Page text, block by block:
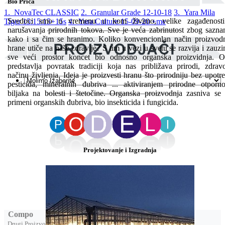
Svedoci smo u vremenu u kom živimo, velike
narušavanja prirodnih tokova. Sve je veća zabrinutost zbog
kako i sa čim se hranimo. Koliko konvencionlan način
hrane utiče na naše zdravlje? S tim u vezi u svetu se razvija i
sve veći prostor koncet bio odnosno organska proizvidnja.
predstavlja povratak tradiciji koja nas približava prirodi,
načinu življenja. Ideja je proizvesti hranu što prirodniju bez
pesticida, mineralnih đubriva ... aktiviranjem prirodne
biljaka na bolesti i štetočine. Organska proizvodnja zasniva se
primeni organskih đubriva, bio insekticida i fungicida.
Projektovanje i Izgradnja
1. NovaTec CLASSIC 2. Granular Grade 12-10-18 3. Yara Mila
Tiger 15:15:15+15s 4. Yara Culture 15-09-20 +me
Compo